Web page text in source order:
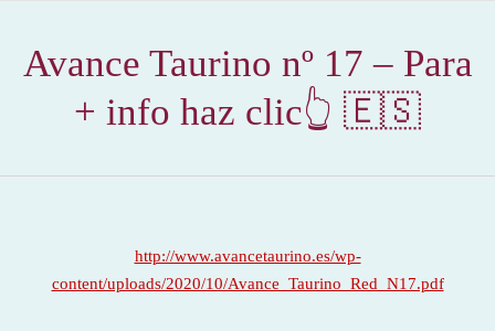
Avance Taurino nº 17 – Para
+ info haz clic👆 🇪🇸
http://www.avancetaurino.es/wp-
content/uploads/2020/10/Avance_Taurino_Red_N17.pdf